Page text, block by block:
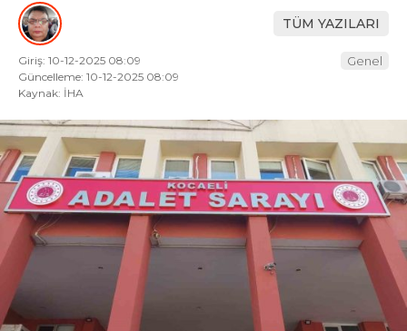
TÜM YAZILARI
Giriş: 10-12-2025 08:09
Güncelleme: 10-12-2025 08:09
Kaynak: İHA
Genel